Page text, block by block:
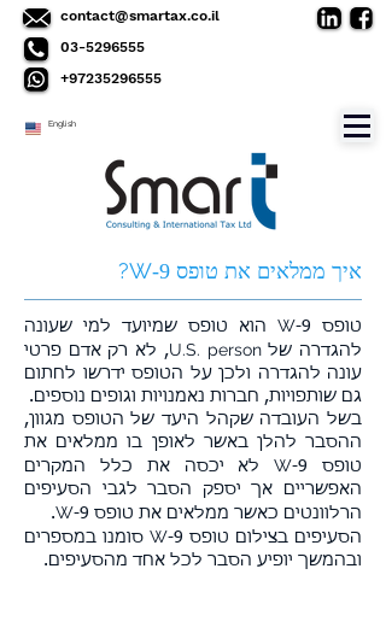
contact@smartax.co.il
03-5296555
+97235296555
English
איך ממלאים את טופס W-9
?
טופס W -9 הוא טופס שמיועד למי שעונה
להגדרה שלU.S. person, לא רק אדם פרטי
עונה להגדרה ולכן על הטופס ידרשו לחתום
גם שותפויות, חברות נאמנויות וגופים נוספים.
בשל העובדה שקהל היעד של הטופס מגוון,
ההסבר להלן באשר לאופן בו ממלאים את
טופס
W-9 לא יכסה את כלל המקרים
האפשריים אך יספק הסבר לגבי הסעיפים
הרלוונטים כאשר ממלאים את טופס
W-9.
הסעיפים בצילום טופס
W -9 סומנו במספרים
ובהמשך יופיע הסבר לכל אחד מהסעיפים.